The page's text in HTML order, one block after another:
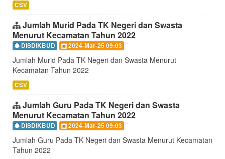
CSV
Jumlah Murid Pada TK Negeri dan Swasta
Menurut Kecamatan Tahun 2022
DISDIKBUD 2024-Mar-25 09:03
Jumlah Murid Pada TK Negeri dan Swasta Menurut
Kecamatan Tahun 2022
CSV
Jumlah Guru Pada TK Negeri dan Swasta
Menurut Kecamatan Tahun 2022
DISDIKBUD 2024-Mar-25 09:03
Jumlah Guru Pada TK Negeri dan Swasta Menurut Kecamatan
Tahun 2022